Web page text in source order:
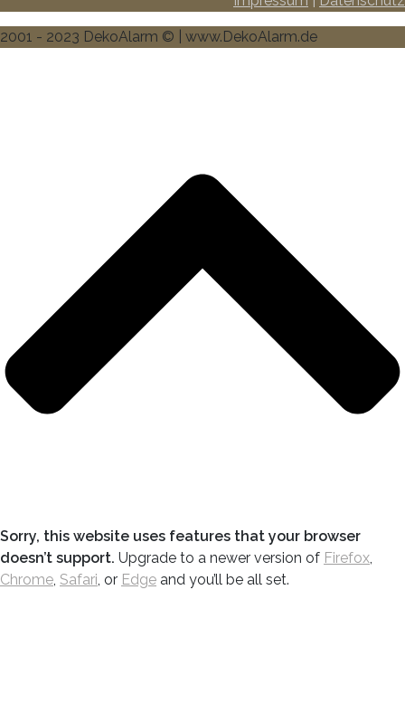
2001 - 2023 DekoAlarm © | www.DekoAlarm.de
Sorry, this website uses features that your browser
doesn’t support. Upgrade to a newer version of Firefox
Chrome Safari , or Edge and you’ll be all set.